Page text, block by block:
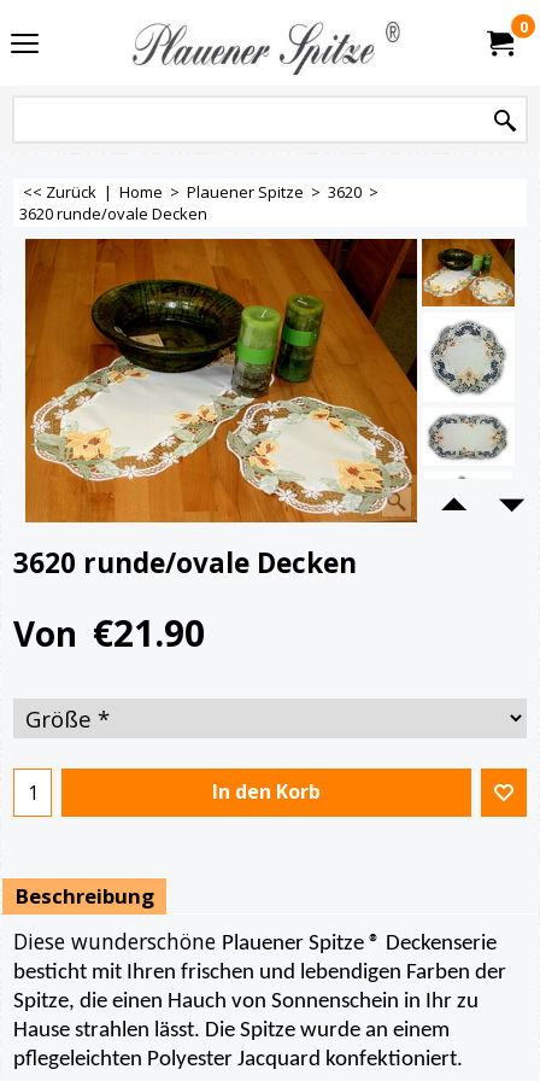
0
<< Zurück | Home > Plauener Spitze > 3620 >
3620 runde/ovale Decken
3620 runde/ovale Decken
Von €21.90
In den Korb
Beschreibung
Diese wunderschöne Plauener Spitze ® Deckenserie
besticht mit Ihren frischen und lebendigen Farben der
Spitze, die einen Hauch von Sonnenschein in Ihr zu
Hause strahlen lässt. Die Spitze wurde an einem
pflegeleichten Polyester Jacquard konfektioniert.